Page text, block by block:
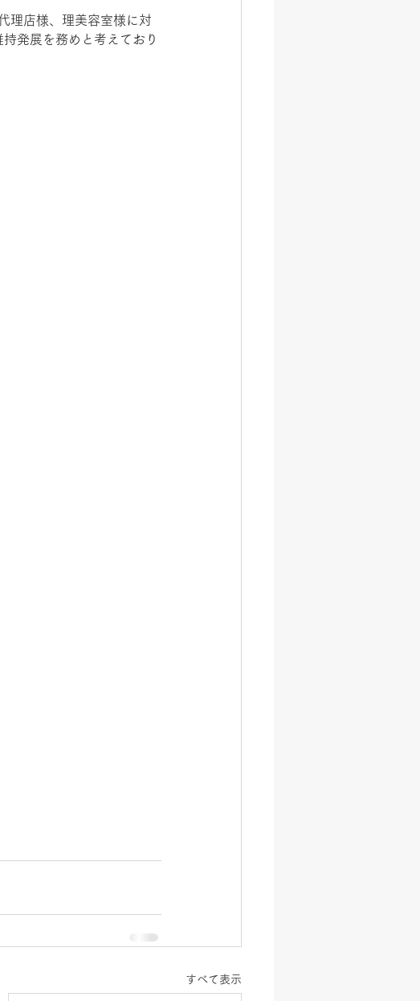
理店様、理美容室様に対
発展を務めと考えており
すべて表示